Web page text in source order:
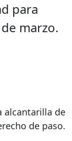
para
marzo.
alcantarilla de
de paso.